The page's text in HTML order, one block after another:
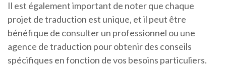
Il est également important de noter que chaque
projet de traduction est unique, et il peut être
bénéfique de consulter un professionnel ou une
agence de traduction pour obtenir des conseils
spécifiques en fonction de vos besoins particuliers.